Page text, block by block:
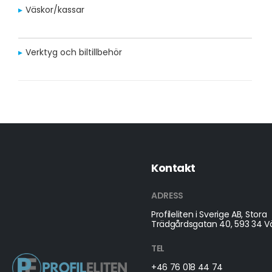
Väskor/kassar
Verktyg och biltillbehör
Kontakt
ADRESS
Profileliten i Sverige AB, Stora
Trädgårdsgatan 40, 593 34
TEL
+46 76 018 44 74